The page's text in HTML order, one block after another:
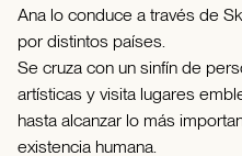
Ana lo conduce a través de
por distintos países.
Se cruza con un sinfín de
artísticas y visita lugares
hasta alcanzar lo más
existencia humana.